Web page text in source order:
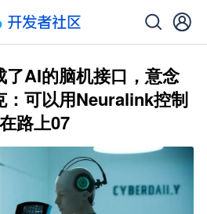
AI的脑机接口，意念
：可以用Neuralink控制
路上07